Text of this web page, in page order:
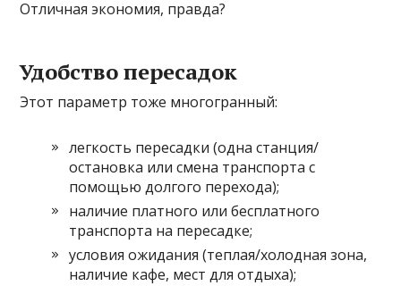
Отличная экономия, правда?
Удобство пересадок
Этот параметр тоже многогранный:
легкость пересадки (одна станция/
остановка или смена транспорта с
помощью долгого перехода);
наличие платного или бесплатного
транспорта на пересадке;
условия ожидания (теплая/холодная зона,
наличие кафе, мест для отдыха);